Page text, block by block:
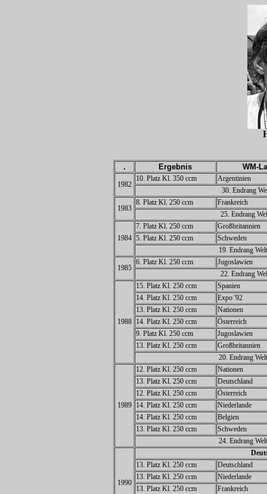
. Ergebnis WM-
1982
10. Platz Kl. 350 ccm
Argentinien
30. Endrang
1983
8. Platz Kl. 250 ccm
Frankreich
25. Endrang
1984
7. Platz Kl. 250 ccm
Großbritannien
5. Platz Kl. 250 ccm
Schweden
19. Endrang
1985
6. Platz Kl. 250 ccm
Jugoslawien
22. Endrang
1988
15. Platz Kl. 250 ccm
Spanien
14. Platz Kl. 250 ccm
Expo '92
13. Platz Kl. 250 ccm
Nationen
14. Platz Kl. 250 ccm
Österreich
9. Platz Kl. 250 ccm
Jugoslawien
13. Platz Kl. 250 ccm
Großbritannien
20. Endrang
1989
12. Platz Kl. 250 ccm
Nationen
13. Platz Kl. 250 ccm
Deutschland
12. Platz Kl. 250 ccm
Österreich
14. Platz Kl. 250 ccm
Niederlande
14. Platz Kl. 250 ccm
Belgien
13. Platz Kl. 250 ccm
Schweden
24. Endrang
1990
13. Platz Kl. 250 ccm
Deutschland
13. Platz Kl. 250 ccm
Niederlande
13. Platz Kl. 250 ccm
Frankreich